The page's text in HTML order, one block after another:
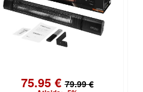
75.95 €79.99 €